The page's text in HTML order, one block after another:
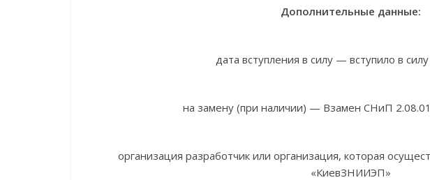
Дополнительные данные:
дата вступления в силу — вступило в
на замену (при наличии) — Взамен СНиП
организация разработчик или организация, которая
«КиевЗНИИЭП»